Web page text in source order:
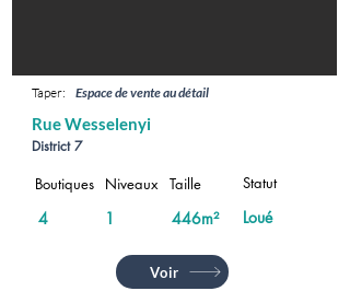
Taper: Espace de vente au détail
Rue Wesselenyi
District 7
Boutiques Niveaux
4 1
Taille
446m²
Statut
Loué
Voir